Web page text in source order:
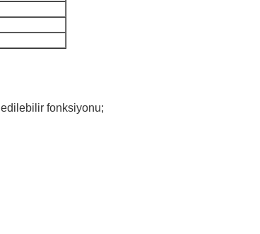
fonksiyonu;